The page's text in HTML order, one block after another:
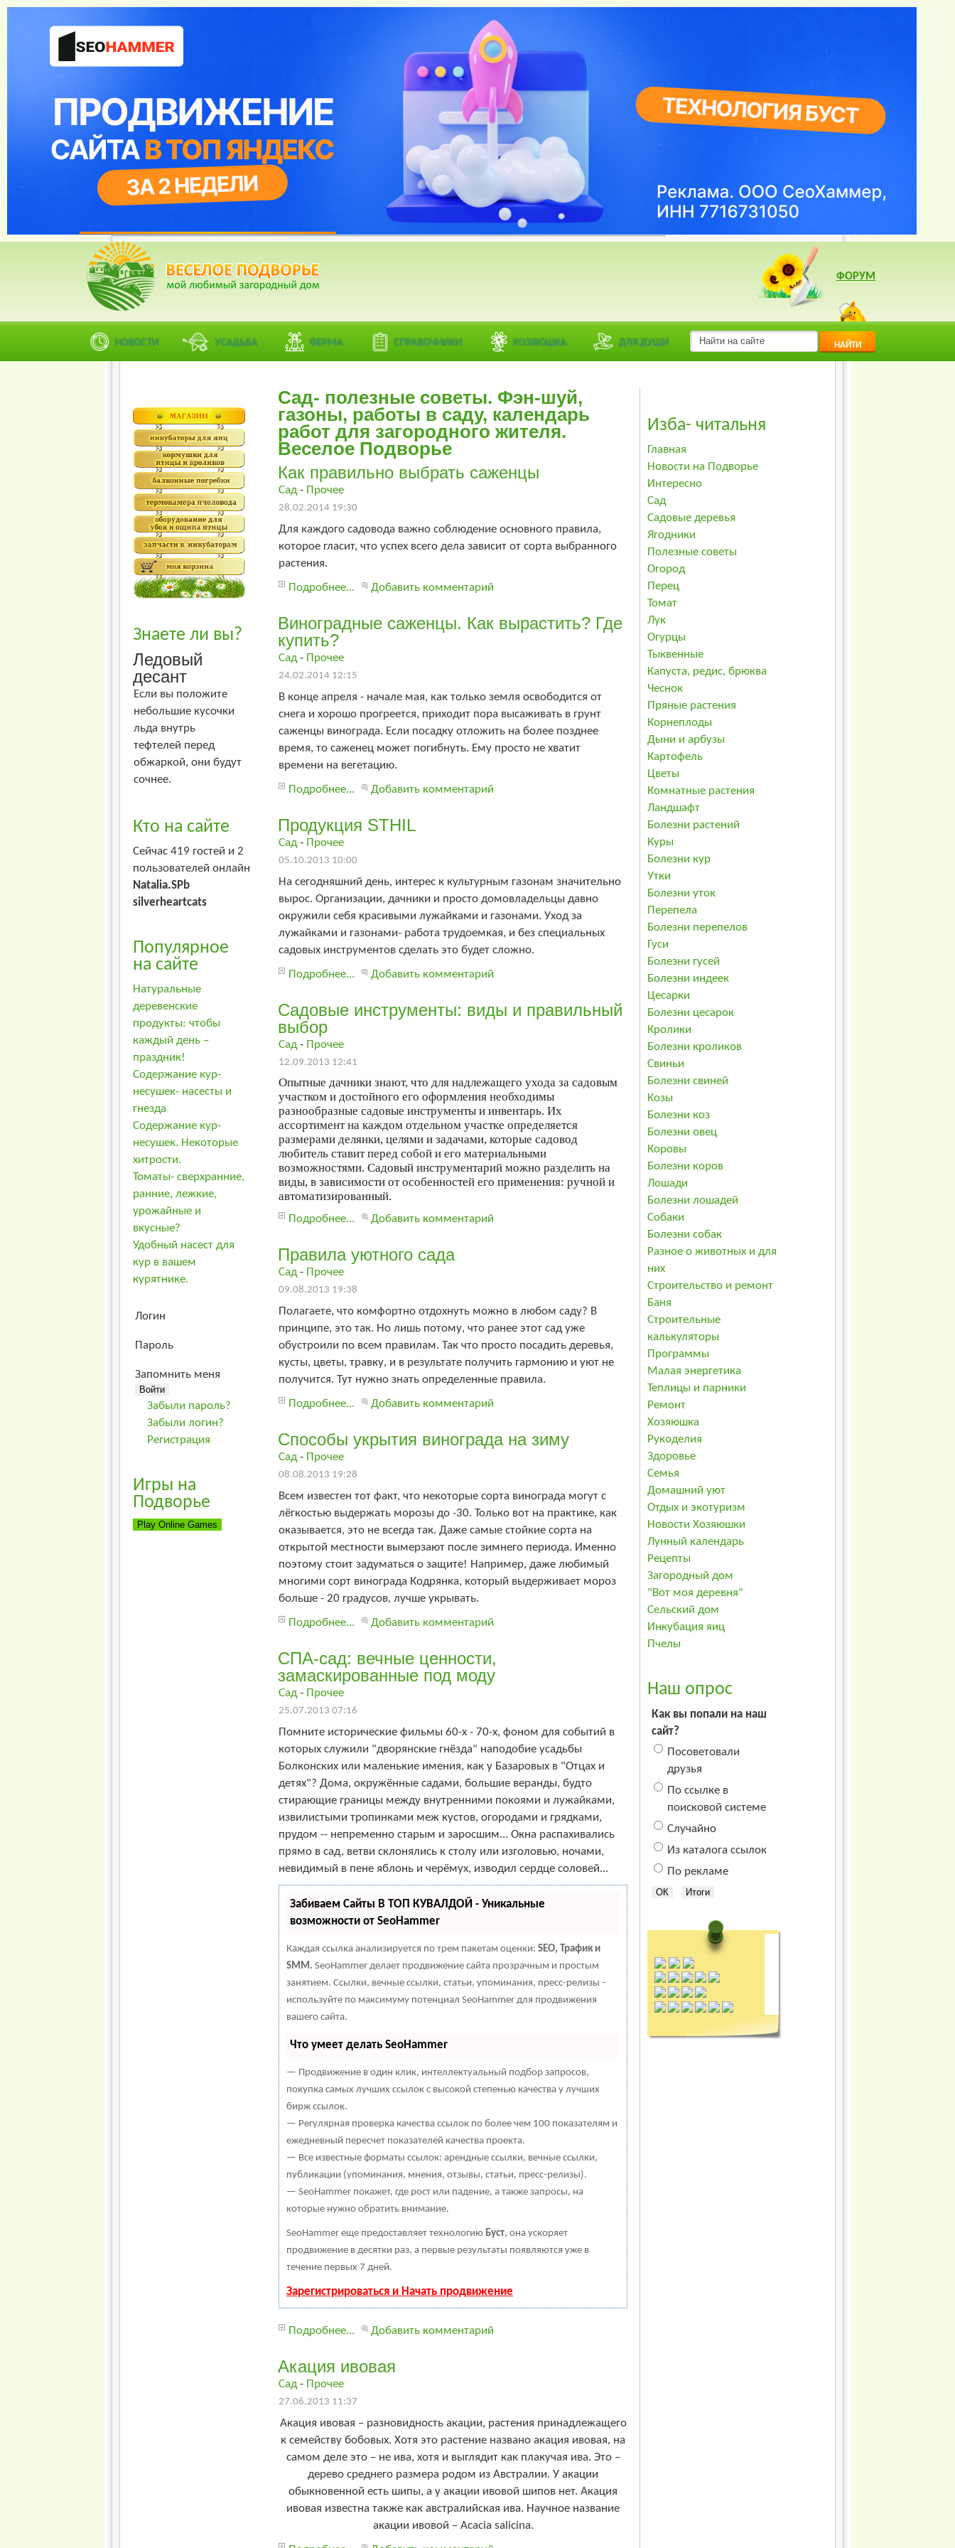
ФОРУМ
НОВОСТИ УСАДЬБА ФЕРМА СПРАВОЧНИКИ ХОЗЯЮШКА ДЛЯ ДУШИ НАЙТИ
=> Полезные советы
*Главная
Ошибка при загрузке канала данных.
Ошибка при загрузке канала данных.
Знаете ли вы?
Ледовый
десант
Если вы положите
небольшие кусочки
льда внутрь
тефтелей перед
обжаркой, они будут
сочнее.
Кто на сайте
Сейчас 419 гостей и 2
пользователей онлайн
Natalia.SPb
silverheartcats
Популярное
на сайте
Натуральные
деревенские
продукты: чтобы
каждый день –
праздник!
Содержание кур-
несушек- насесты и
гнезда
Содержание кур-
несушек. Некоторые
хитрости.
Томаты- сверхранние,
ранние, лежкие,
урожайные и
вкусные?
Удобный насест для
кур в вашем
курятнике.
Логин
Пароль
Запомнить меня
Забыли пароль?
Забыли логин?
Регистрация
Игры на
Подворье
Сад- полезные советы. Фэн-шуй,
газоны, работы в саду, календарь
работ для загородного жителя.
Веселое Подворье
Как правильно выбрать саженцы
Сад- Прочее
28.02.2014 19:30
Для каждого садовода важно соблюдение основного правила,
которое гласит, что успех всего дела зависит от сорта выбранного
растения.
Подробнее...
Добавить комментарий
Виноградные саженцы. Как вырастить? Где
купить?
Сад- Прочее
24.02.2014 12:15
В конце апреля - начале мая, как только земля освободится от
снега и хорошо прогреется, приходит пора высаживать в грунт
саженцы винограда. Если посадку отложить на более позднее
время, то саженец может погибнуть. Ему просто не хватит
времени на вегетацию.
Подробнее...
Добавить комментарий
Продукция STHIL
Сад- Прочее
05.10.2013 10:00
На сегодняшний день, интерес к культурным газонам значительно
вырос. Организации, дачники и просто домовладельцы давно
окружили себя красивыми лужайками и газонами. Уход за
лужайками и газонами- работа трудоемкая, и без специальных
садовых инструментов сделать это будет сложно.
Подробнее...
Добавить комментарий
Садовые инструменты: виды и правильный
выбор
Сад- Прочее
12.09.2013 12:41
Опытные дачники знают, что для надлежащего ухода за садовым
участком и достойного его оформления необходимы
разнообразные садовые инструменты и инвентарь. Их
ассортимент на каждом отдельном участке определяется
размерами делянки, целями и задачами, которые садовод
любитель ставит перед собой и его материальными
возможностями. Садовый инструментарий можно разделить на
виды, в зависимости от особенностей его применения: ручной и
автоматизированный.
Подробнее... Добавить комментарий
Правила уютного сада
Сад- Прочее
09.08.2013 19:38
Полагаете, что комфортно отдохнуть можно в любом саду? В
принципе, это так. Но лишь потому, что ранее этот сад уже
обустроили по всем правилам. Так что просто посадить деревья,
кусты, цветы, травку, и в результате получить гармонию и уют не
получится. Тут нужно знать определенные правила.
Подробнее...
Добавить комментарий
Способы укрытия винограда на зиму
Сад- Прочее
08.08.2013 19:28
Всем известен тот факт, что некоторые сорта винограда могут с
лёгкостью выдержать морозы до -30. Только вот на практике, как
оказывается, это не всегда так. Даже самые стойкие сорта на
открытой местности вымерзают после зимнего периода. Именно
поэтому стоит задуматься о защите! Например, даже любимый
многими сорт винограда Кодрянка, который выдерживает мороз
больше - 20 градусов, лучше укрывать.
Подробнее...
Добавить комментарий
СПА-сад: вечные ценности,
замаскированные под моду
Сад- Прочее
25.07.2013 07:16
Помните исторические фильмы 60-х - 70-х, фоном для событий в
которых служили "дворянские гнёзда" наподобие усадьбы
Болконских или маленькие имения, как у Базаровых в "Отцах и
детях"? Дома, окружённые садами, большие веранды, будто
стирающие границы между внутренними покоями и лужайками,
извилистыми тропинками меж кустов, огородами и грядками,
прудом -- непременно старым и заросшим... Окна распахивались
прямо в сад, ветви склонялись к столу или изголовью, ночами,
невидимый в пене яблонь и черёмух, изводил сердце соловей...
Забиваем Сайты В ТОП КУВАЛДОЙ - Уникальные
возможности от SeoHammer
Каждая ссылка анализируется по трем пакетам оценки: SEO, Трафик и
SMM. SeoHammer делает продвижение сайта прозрачным и простым
занятием. Ссылки, вечные ссылки, статьи, упоминания, пресс-релизы -
используйте по максимуму потенциал SeoHammer для продвижения
вашего сайта.
Что умеет делать SeoHammer
— Продвижение в один клик, интеллектуальный подбор запросов,
покупка самых лучших ссылок с высокой степенью качества у лучших
бирж ссылок.
— Регулярная проверка качества ссылок по более чем 100 показателям и
ежедневный пересчет показателей качества проекта.
— Все известные форматы ссылок: арендные ссылки, вечные ссылки,
публикации (упоминания, мнения, отзывы, статьи, пресс-релизы).
— SeoHammer покажет, где рост или падение, а также запросы, на
которые нужно обратить внимание.
SeoHammer еще предоставляет технологию Буст, она ускоряет
продвижение в десятки раз, а первые результаты появляются уже в
течение первых 7 дней.
Зарегистрироваться и Начать продвижение
Подробнее... Добавить комментарий
Акация ивовая
Сад- Прочее
27.06.2013 11:37
Акация ивовая – разновидность акации, растения принадлежащего
к семейству бобовых. Хотя это растение названо акация ивовая, на
самом деле это – не ива, хотя и выглядит как плакучая ива. Это –
дерево среднего размера родом из Австралии. У акации
обыкновенной есть шипы, а у акации ивовой шипов нет. Акация
ивовая известна также как австралийская ива. Научное название
акации ивовой – Acacia salicina.
Изба- читальня
Главная
Новости на Подворье
Интересно
Сад
Садовые деревья
Ягодники
Полезные советы
Огород
Перец
Томат
Лук
Огурцы
Тыквенные
Капуста, редис, брюква
Чеснок
Пряные растения
Корнеплоды
Дыни и арбузы
Картофель
Цветы
Комнатные растения
Ландшафт
Болезни растений
Куры
Болезни кур
Утки
Болезни уток
Перепела
Болезни перепелов
Гуси
Болезни гусей
Болезни индеек
Цесарки
Болезни цесарок
Кролики
Болезни кроликов
Свиньи
Болезни свиней
Козы
Болезни коз
Болезни овец
Коровы
Болезни коров
Лошади
Болезни лошадей
Собаки
Болезни собак
Разное о животных и для
них
Строительство и ремонт
Баня
Строительные
калькуляторы
Программы
Малая энергетика
Теплицы и парники
Ремонт
Хозяюшка
Рукоделия
Здоровье
Семья
Домашний уют
Отдых и экотуризм
Новости Хозяюшки
Лунный календарь
Рецепты
Загородный дом
"Вот моя деревня"
Сельский дом
Инкубация яиц
Пчелы
Наш опрос
Как вы попали на наш
сайт?
Посоветовали
друзья
По ссылке в
поисковой системе
Случайно
Из каталога ссылок
По рекламе